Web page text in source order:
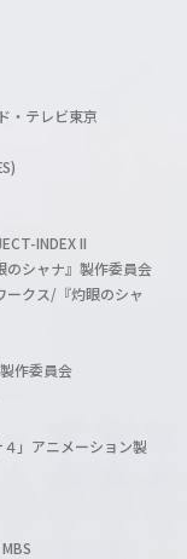
・テレビ東京
INDEX II
シャナ』製作委員会
クス/『灼眼のシャ
作委員会
」アニメーション製